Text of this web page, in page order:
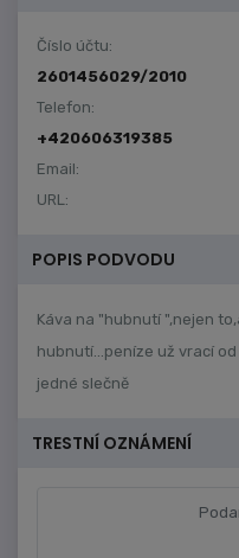
Číslo účtu:
2601456029/2010
Telefon:
+420606319385
Email:
URL:
POPIS PODVODU
Káva na "hubnutí ",nejen
hubnutí...peníze už vrací
jedné slečně
TRESTNÍ OZNÁMENÍ